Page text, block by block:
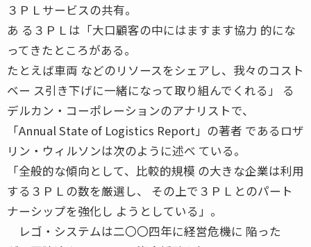
３ＰＬサービスの共有。
あ る３ＰＬは「大口顧客の中にはますます協力 的にな
ってきたところがある。
たとえば車両 などのリソースをシェアし、我々のコスト
ベー ス引き下げに一緒になって取り組んでくれる」 る
デルカン・コーポレーションのアナリストで、
「Annual State of Logistics Report」の著者 であるロザ
リン・ウィルソンは次のように述べ ている。
「全般的な傾向として、比較的規模 の大きな企業は利用
する３ＰＬの数を厳選し、 その上で３ＰＬとのパート
ナーシップを強化し ようとしている」。
レゴ・システムは二〇〇四年に経営危機に 陥った